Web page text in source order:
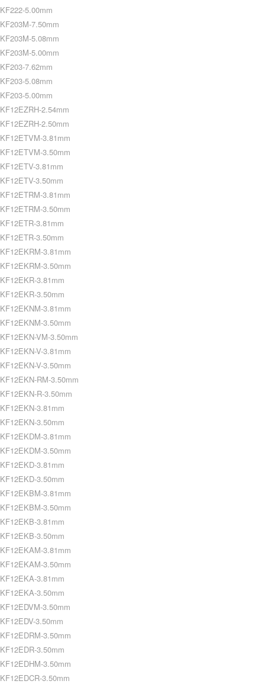
KF222-5.00mm
KF203M-7.50mm
KF203M-5.08mm
KF203M-5.00mm
KF203-7.62mm
KF203-5.08mm
KF203-5.00mm
KF12EZRH-2.54mm
KF12EZRH-2.50mm
KF12ETVM-3.81mm
KF12ETVM-3.50mm
KF12ETV-3.81mm
KF12ETV-3.50mm
KF12ETRM-3.81mm
KF12ETRM-3.50mm
KF12ETR-3.81mm
KF12ETR-3.50mm
KF12EKRM-3.81mm
KF12EKRM-3.50mm
KF12EKR-3.81mm
KF12EKR-3.50mm
KF12EKNM-3.81mm
KF12EKNM-3.50mm
KF12EKN-VM-3.50mm
KF12EKN-V-3.81mm
KF12EKN-V-3.50mm
KF12EKN-RM-3.50mm
KF12EKN-R-3.50mm
KF12EKN-3.81mm
KF12EKN-3.50mm
KF12EKDM-3.81mm
KF12EKDM-3.50mm
KF12EKD-3.81mm
KF12EKD-3.50mm
KF12EKBM-3.81mm
KF12EKBM-3.50mm
KF12EKB-3.81mm
KF12EKB-3.50mm
KF12EKAM-3.81mm
KF12EKAM-3.50mm
KF12EKA-3.81mm
KF12EKA-3.50mm
KF12EDVM-3.50mm
KF12EDV-3.50mm
KF12EDRM-3.50mm
KF12EDR-3.50mm
KF12EDHM-3.50mm
KF12EDCR-3.50mm